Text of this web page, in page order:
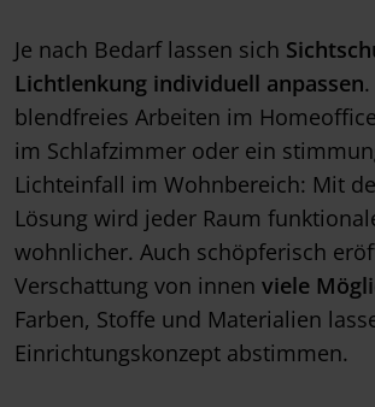
Je nach Bedarf lassen sich
Lichtlenkung individuell anpassen
blendfreies Arbeiten im
im Schlafzimmer oder ein
Lichteinfall im Wohnbereich: Mit
Lösung wird jeder Raum
wohnlicher. Auch schöpferisch
Verschattung von innen viele
Farben, Stoffe und Materialien
Einrichtungskonzept abstimmen.